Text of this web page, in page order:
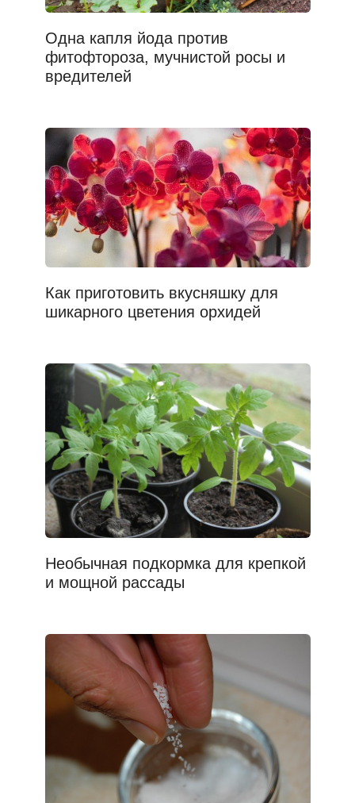
Одна капля йода против
фитофтороза, мучнистой росы и
вредителей
Как приготовить вкусняшку для
шикарного цветения орхидей
Необычная подкормка для крепкой
и мощной рассады